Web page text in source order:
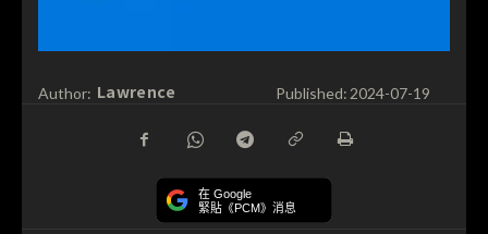
Author: Lawrence Published: 2024-07-19
在 Google
緊貼《PCM》消息